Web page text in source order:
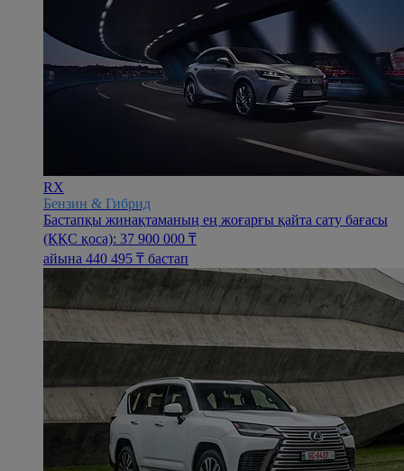
RX
Бензин & Гибрид
Бастапқы жинақтаманың ең жоғарғы қайта сату бағасы
(ҚҚС қоса): 37 900 000 ₸
айына 440 495 ₸ бастап